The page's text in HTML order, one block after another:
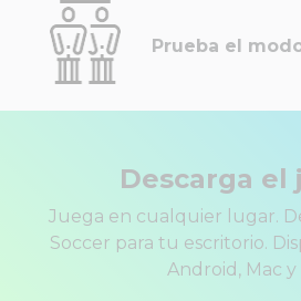
Prueba el
Descarga el
Juega en cualquier lugar.
Soccer para tu escritorio.
Android, Mac y